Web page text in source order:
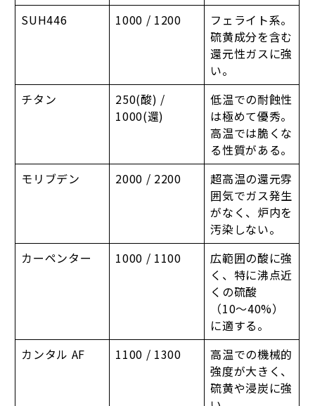
SUH446
1000 / 1200
フェライト系。
硫黄成分を含む
還元性ガスに強
い。
チタン
250(酸) /
1000(還)
低温での耐蝕性
は極めて優秀。
高温では脆くな
る性質がある。
モリブデン
2000 / 2200
超高温の還元雰
囲気でガス発生
がなく、炉内を
汚染しない。
カーペンター
1000 / 1100
広範囲の酸に強
く、特に沸点近
くの硫酸
（10〜40%）
に適する。
カンタル AF
1100 / 1300
高温での機械的
強度が大きく、
硫黄や浸炭に強